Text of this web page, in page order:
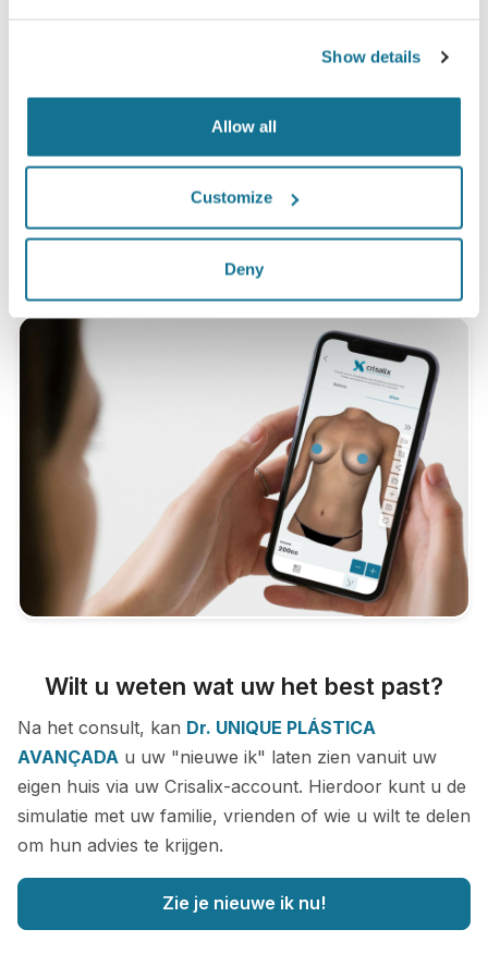
Show details
Allow all
Customize
Deny
de Crisalix 3D simulatie te hebben gezien.*
borstvergroting in Zwitserland hadden ondergaan tussen mei
2010 en september 2011.
Wilt u weten wat uw het best past?
Na het consult, kan Dr. UNIQUE PLÁSTICA
AVANÇADA u uw "nieuwe ik" laten zien vanuit uw
eigen huis via uw Crisalix-account. Hierdoor kunt u de
simulatie met uw familie, vrienden of wie u wilt te delen
om hun advies te krijgen.
Zie je nieuwe ik nu!